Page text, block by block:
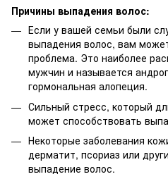
Причины выпадения волос:
Если у вашей семьи были
выпадения волос, вам
проблема. Это наиболее
мужчин и называется
гормональная алопеция.
Сильный стресс, который
может способствовать
Некоторые заболевания
дерматит, псориаз или
выпадение волос.